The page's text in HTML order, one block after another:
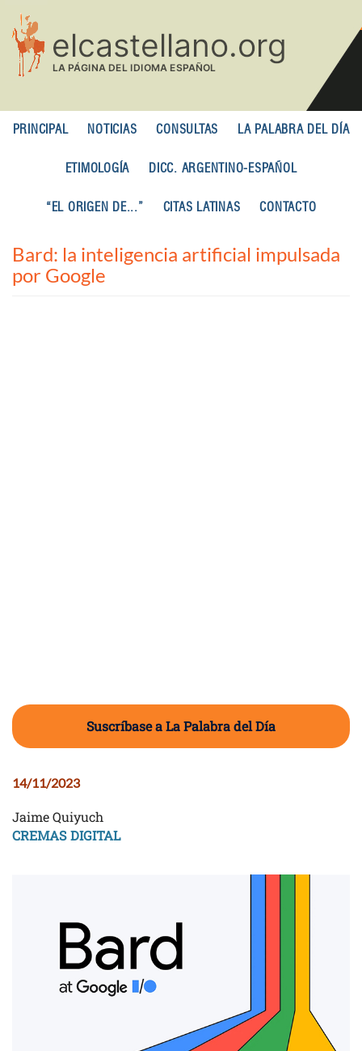
contenido
principal
PRINCIPAL NOTICIAS CONSULTAS LA PALABRA DEL DÍA
ETIMOLOGÍA DICC. ARGENTINO-ESPAÑOL
“EL ORIGEN DE...” CITAS LATINAS CONTACTO
Bard: la inteligencia artificial impulsada
por Google
Suscríbase a La Palabra del Día
14/11/2023
Jaime Quiyuch
CREMAS DIGITAL